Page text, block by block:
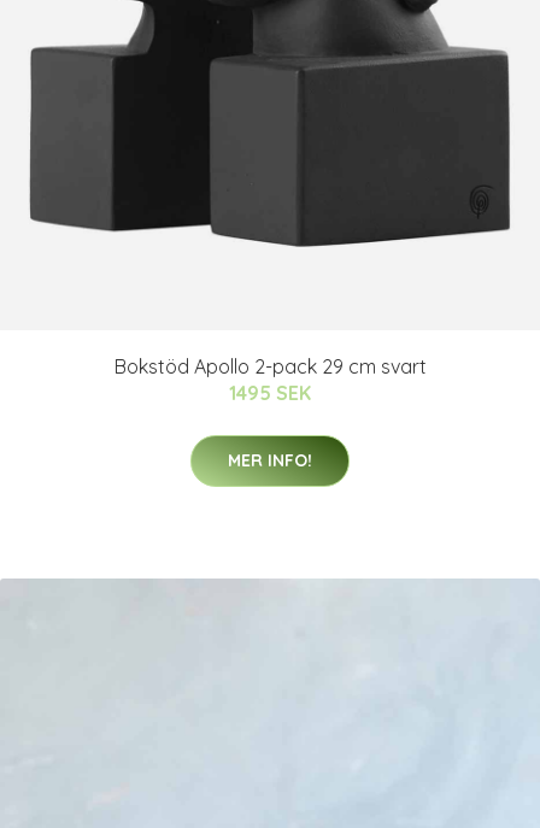
Bokstöd Apollo 2-pack 29 cm svart
1495 SEK
MER INFO!